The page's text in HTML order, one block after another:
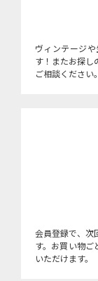
ヴィンテージ
す！またお探し
ご相談ください。
会員登録で、次
す。お買い物ご
いただけます。